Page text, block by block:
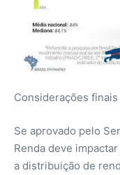
Considerações finais
Se aprovado pelo
Renda deve
a distribuição de